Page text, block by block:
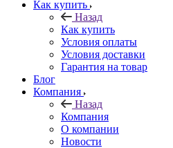
Как купить
Назад
Как купить
Условия оплаты
Условия доставки
Гарантия на товар
Блог
Компания
Назад
Компания
О компании
Новости